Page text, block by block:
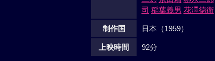
司 稲葉義男 花澤徳衛
制作国 日本（1959）
上映時間 92分